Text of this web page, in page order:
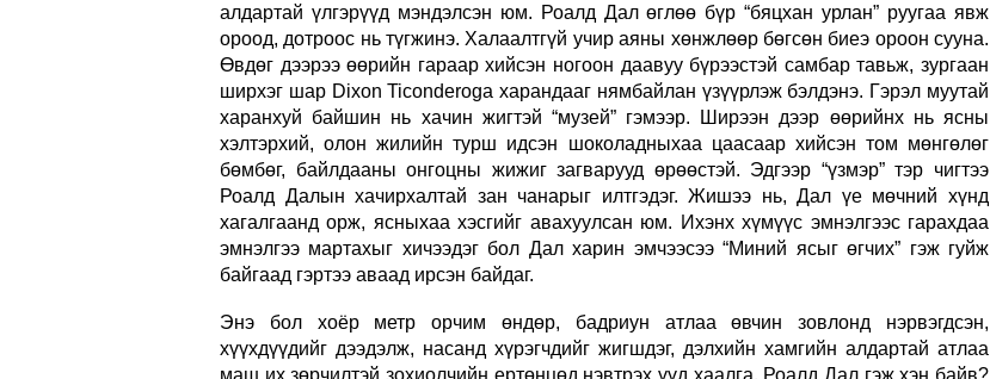
алдартай үлгэрүүд мэндэлсэн юм. Роалд Дал өглөө бүр “бяцхан урлан” руугаа явж
ороод, дотроос нь түгжинэ. Халаалтгүй учир аяны хөнжлөөр бөгсөн биеэ ороон сууна.
Өвдөг дээрээ өөрийн гараар хийсэн ногоон даавуу бүрээстэй самбар тавьж, зургаан
ширхэг шар Dixon Ticonderoga харандааг нямбайлан үзүүрлэж бэлдэнэ. Гэрэл муутай
харанхуй байшин нь хачин жигтэй “музей” гэмээр. Ширээн дээр өөрийнх нь ясны
хэлтэрхий, олон жилийн турш идсэн шоколадныхаа цаасаар хийсэн том мөнгөлөг
бөмбөг, байлдааны онгоцны жижиг загварууд өрөөстэй. Эдгээр “үзмэр” тэр чигтээ
Роалд Далын хачирхалтай зан чанарыг илтгэдэг. Жишээ нь, Дал үе мөчний хүнд
хагалгаанд орж, ясныхаа хэсгийг авахуулсан юм. Ихэнх хүмүүс эмнэлгээс гарахдаа
эмнэлгээ мартахыг хичээдэг бол Дал харин эмчээсээ “Миний ясыг өгчих” гэж гуйж
байгаад гэртээ аваад ирсэн байдаг.
Энэ бол хоёр метр орчим өндөр, бадриун атлаа өвчин зовлонд нэрвэгдсэн,
хүүхдүүдийг дээдэлж, насанд хүрэгчдийг жигшдэг, дэлхийн хамгийн алдартай атлаа
маш их зөрчилтэй зохиолчийн ертөнцөд нэвтрэх үүд хаалга. Роалд Дал гэж хэн байв?